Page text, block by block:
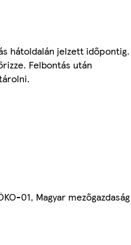
hátoldalán jelzett időpontig.
Felbontás után
01, Magyar mezőgazdaság